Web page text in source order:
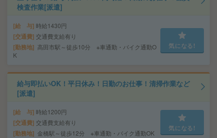
検査作業[派遣]
給 与 時給1430円
交通費 交通費支給有り
勤務地
高田市駅～徒歩10分 ※車通勤・バイク通勤O
K
気になる!
給与即払いOK！平日休み！日勤のお仕事！清掃作業など
[派遣]
給 与 時給1200円
交通費 交通費支給有り
勤務地 金橋駅～徒歩12分 ※車通勤・バイク通勤OK
気になる!